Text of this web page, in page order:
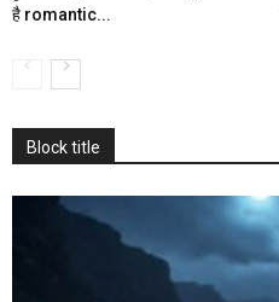
है romantic...
Block title